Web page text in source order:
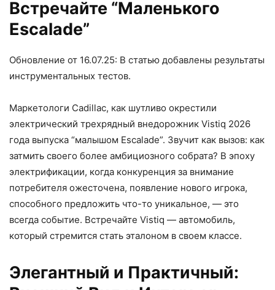
Встречайте “Маленького
Escalade”
Обновление от 16.07.25: В статью добавлены результаты
инструментальных тестов.
Маркетологи Cadillac, как шутливо окрестили
электрический трехрядный внедорожник Vistiq 2026
года выпуска “малышом Escalade”. Звучит как вызов: как
затмить своего более амбициозного собрата? В эпоху
электрификации, когда конкуренция за внимание
потребителя ожесточена, появление нового игрока,
способного предложить что-то уникальное, — это
всегда событие. Встречайте Vistiq — автомобиль,
который стремится стать эталоном в своем классе.
Элегантный и Практичный: